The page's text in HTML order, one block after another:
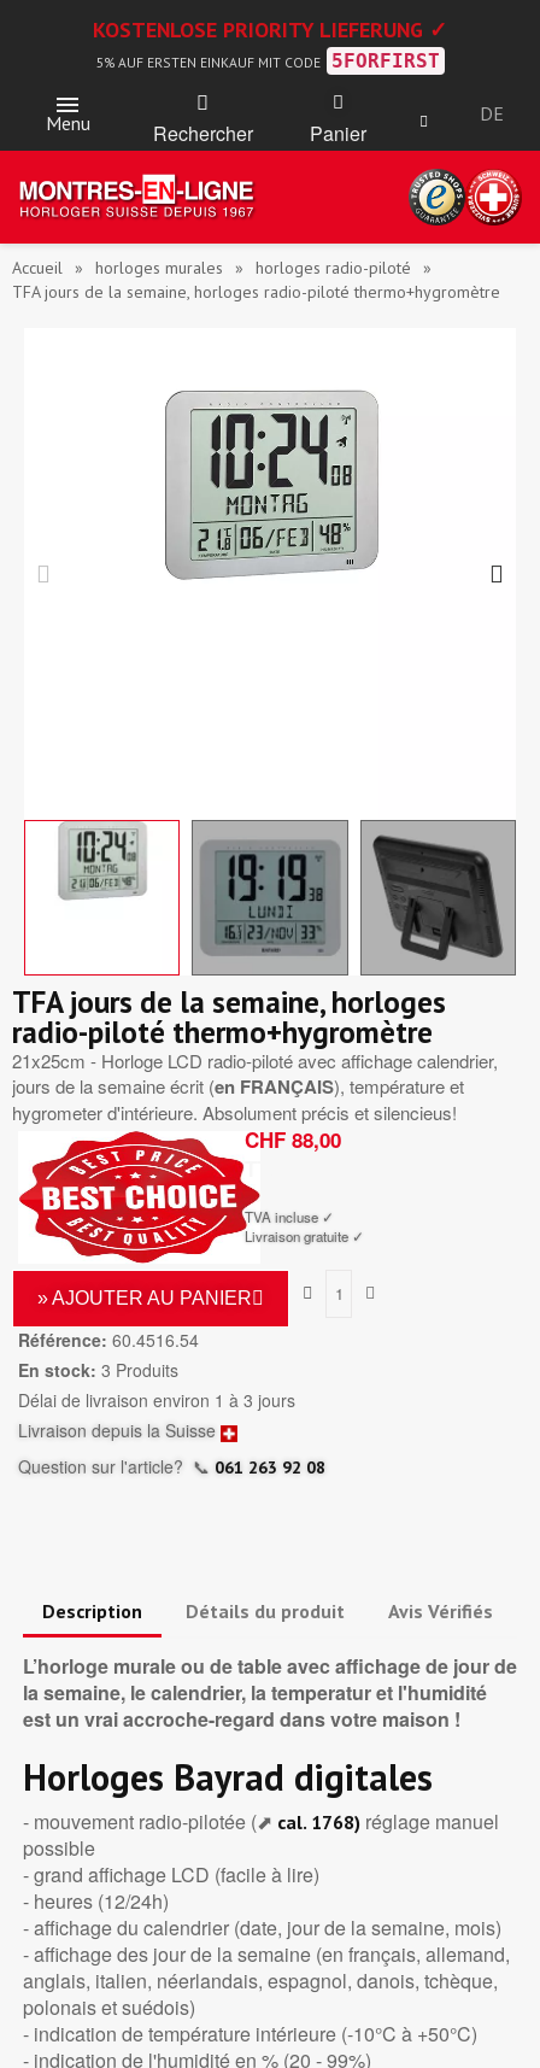
KOSTENLOSE PRIORITY LIEFERUNG ✓
5% AUF ERSTEN EINKAUF MIT CODE 5FORFIRST
Menu Rechercher Panier
DE
Accueil horloges murales
horloges radio-piloté
TFA jours de la semaine, horloges radio-piloté thermo+hygromètre
TFA jours de la semaine, horloges
radio-piloté thermo+hygromètre
21x25cm - Horloge LCD radio-piloté avec affichage calendrier,
jours de la semaine écrit (en FRANÇAIS), température et
hygrometer d'intérieure. Absolument précis et silencieus!
CHF 88,00
TVA incluse ✓
Livraison gratuite ✓
» AJOUTER AU PANIER
Référence: 60.4516.54
En stock: 3 Produits
Délai de livraison environ 1 à 3 jours
Livraison depuis la Suisse
Question sur l'article? 📞 061 263 92 08
Description Détails du produit Avis Vérifiés
L’horloge murale ou de table avec affichage de jour de
la semaine, le calendrier, la temperatur et l'humidité
est un vrai accroche-regard dans votre maison !
Horloges Bayrad digitales
- mouvement radio-pilotée (⬈ cal. 1768)réglage manuel
possible
- grand affichage LCD (facile à lire)
- heures (12/24h)
- affichage du calendrier (date, jour de la semaine, mois)
- affichage des jour de la semaine (en français, allemand,
anglais, italien, néerlandais, espagnol, danois, tchèque,
polonais et suédois)
- indication de température intérieure (-10°C à +50°C)
- indication de l'humidité en % (20 - 99%)